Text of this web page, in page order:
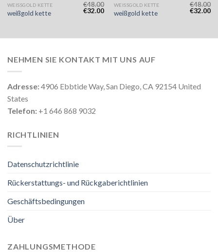
WEISSGOLD KETTE
weißgold kette
€48.00
€32.00
WEISSGOLD KETTE
weißgold kette
€48.00
€32.00
NEHMEN SIE KONTAKT MIT UNS AUF
Adresse:4906 Ebbtide Way, San Diego, CA 92154 United
States
Telefon: +1 646 868 9032
RICHTLINIEN
Datenschutzrichtlinie
Rückerstattungs- und Rückgaberichtlinien
Geschäftsbedingungen
Über
ZAHLUNGSMETHODE